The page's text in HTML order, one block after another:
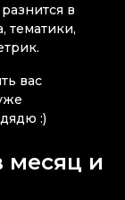
в
тематики,
вас
:)
месяц и